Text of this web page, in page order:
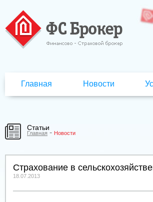
Главная Новости
Статьи
Главная- Новости
Страхование в
18.07.2013